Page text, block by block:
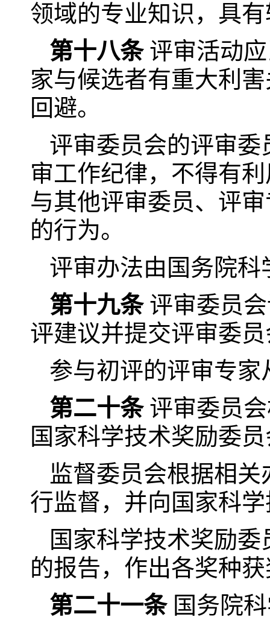
领域的专业知识，具
第十八条评审活动应
家与候选者有重大利
回避。
评审委员会的评审
审工作纪律，不得有
与其他评审委员、评
的行为。
评审办法由国务院
第十九条评审委员会
评建议并提交评审委
参与初评的评审专
第二十条评审委员会
国家科学技术奖励委
监督委员会根据相
行监督，并向国家科
国家科学技术奖励
的报告，作出各奖种
第二十一条国务院科